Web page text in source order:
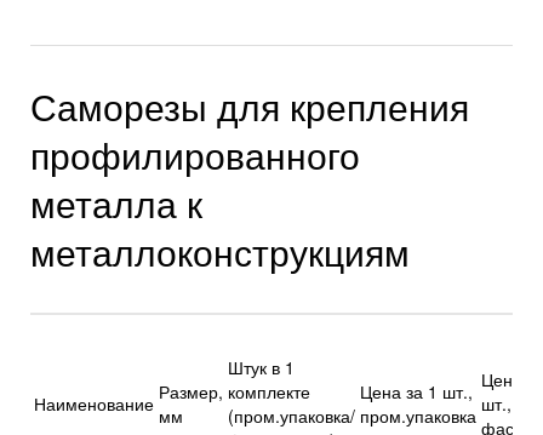
Саморезы для крепления
профилированного
металла к
металлоконструкциям
Наименование Размер,
мм
Штук в 1
комплекте
(пром.упаковка/
Цена за 1 шт.,
пром.упаковка
Цена
шт.,